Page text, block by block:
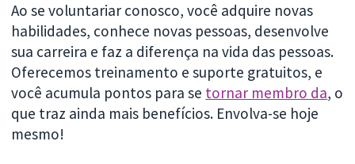
Ao se voluntariar conosco, você adquire novas
habilidades, conhece novas pessoas, desenvolve
sua carreira e faz a diferença na vida das pessoas.
Oferecemos treinamento e suporte gratuitos, e
você acumula pontos para se tornar membro da, o
que traz ainda mais benefícios. Envolva-se hoje
mesmo!